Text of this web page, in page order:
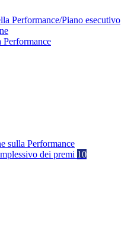
Performance/Piano esecutivo
Performance
sulla Performance
dei premi 10